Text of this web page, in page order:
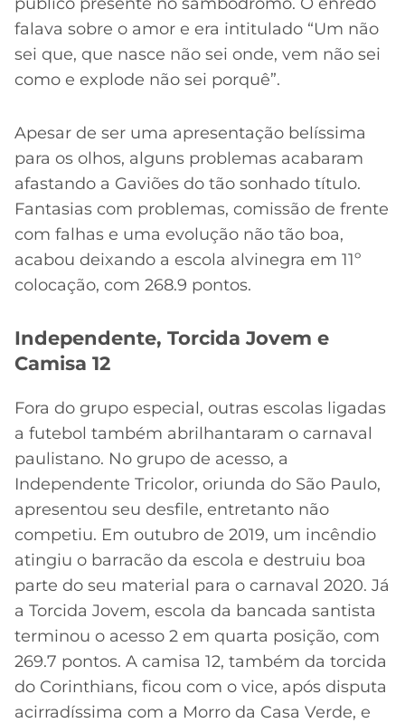
público presente no sambódromo. O enredo
falava sobre o amor e era intitulado “Um não
sei que, que nasce não sei onde, vem não sei
como e explode não sei porquê”.
Apesar de ser uma apresentação belíssima
para os olhos, alguns problemas acabaram
afastando a Gaviões do tão sonhado título.
Fantasias com problemas, comissão de frente
com falhas e uma evolução não tão boa,
acabou deixando a escola alvinegra em 11º
colocação, com 268.9 pontos.
Independente, Torcida Jovem e
Camisa 12
Fora do grupo especial, outras escolas ligadas
a futebol também abrilhantaram o carnaval
paulistano. No grupo de acesso, a
Independente Tricolor, oriunda do São Paulo,
apresentou seu desfile, entretanto não
competiu. Em outubro de 2019, um incêndio
atingiu o barracão da escola e destruiu boa
parte do seu material para o carnaval 2020. Já
a Torcida Jovem, escola da bancada santista
terminou o acesso 2 em quarta posição, com
269.7 pontos. A camisa 12, também da torcida
do Corinthians, ficou com o vice, após disputa
acirradíssima com a Morro da Casa Verde, e